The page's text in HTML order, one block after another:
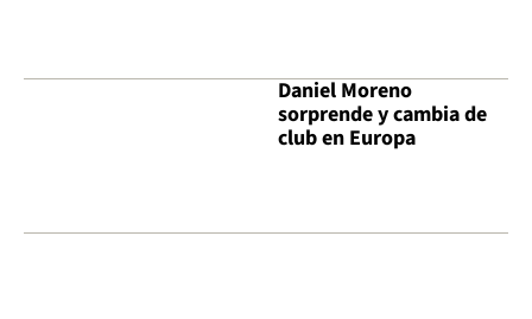
Daniel Moreno
sorprende y cambia de
club en Europa